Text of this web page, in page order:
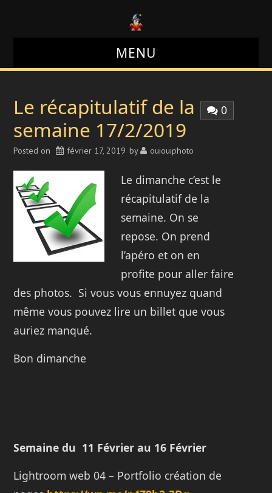
MENU
LE SITE
LE FORUM
LES PHOTOS
0
Le récapitulatif de la
semaine 17/2/2019
Posted on février 17, 2019 by ouiouiphoto
Le dimanche c’est le
récapitulatif de la
semaine. On se
repose. On prend
l’apéro et on en
profite pour aller faire
des photos. Si vous vous ennuyez quand
même vous pouvez lire un billet que vous
auriez manqué.
Bon dimanche
Semaine du 11 Février au 16 Février
Lightroom web 04 – Portfolio création de